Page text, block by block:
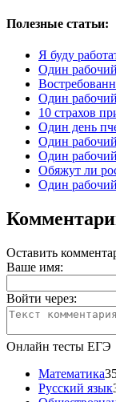
Полезные статьи:
Я буду
Один
Один
10 страхов
Один день
Один
Один
Обяжут ли
Один рабочий
Оставить
Ваше имя:
Войти через:
Онлайн тесты ЕГЭ
Математика
Русский язык